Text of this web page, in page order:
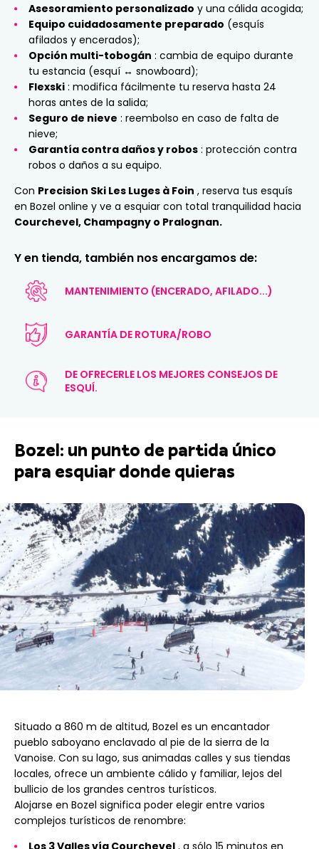
Asesoramiento personalizado y una cálida acogida;
Equipo cuidadosamente preparado (esquís
afilados y encerados);
Opción multi-tobogán : cambia de equipo durante
tu estancia (esquí ↔ snowboard);
Flexski : modifica fácilmente tu reserva hasta 24
horas antes de la salida;
Seguro de nieve : reembolso en caso de falta de
nieve;
Garantía contra daños y robos : protección contra
robos o daños a su equipo.
Con Precision Ski Les Luges à Foin , reserva tus esquís
en Bozel online y ve a esquiar con total tranquilidad hacia
Courchevel, Champagny o Pralognan.
Y en tienda, también nos encargamos de:
MANTENIMIENTO (ENCERADO, AFILADO...)
GARANTÍA DE ROTURA/ROBO
DE OFRECERLE LOS MEJORES CONSEJOS DE
ESQUÍ.
Bozel: un punto de partida único
para esquiar donde quieras
Situado a 860 m de altitud, Bozel es un encantador
pueblo saboyano enclavado al pie de la sierra de la
Vanoise. Con su lago, sus animadas calles y sus tiendas
locales, ofrece un ambiente cálido y familiar, lejos del
bullicio de los grandes centros turísticos.
Alojarse en Bozel significa poder elegir entre varios
complejos turísticos de renombre:
Los 3 Valles vía Courchevel , a sólo 15 minutos en